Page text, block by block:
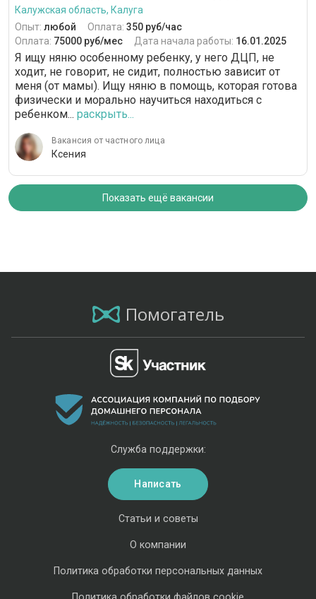
Калужская область, Калуга
Опыт: любой Оплата: 350 руб/час
Оплата: 75000 руб/мес Дата начала работы: 16.01.2025
Я ищу няню особенному ребенку, у него ДЦП, не
ходит, не говорит, не сидит, полностью зависит от
меня (от мамы). Ищу няню в помощь, которая готова
физически и морально научиться находиться с
ребенком... раскрыть...
Вакансия от частного лица
Ксения
Показать ещё вакансии
Помогатель
Статьи и советы
О компании
Политика обработки персональных данных
Служба поддержки:
Написать